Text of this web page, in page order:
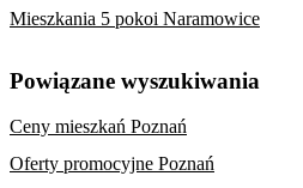
Mieszkania 5 pokoi Naramowice
Powiązane wyszukiwania
Ceny mieszkań Poznań
Oferty promocyjne Poznań